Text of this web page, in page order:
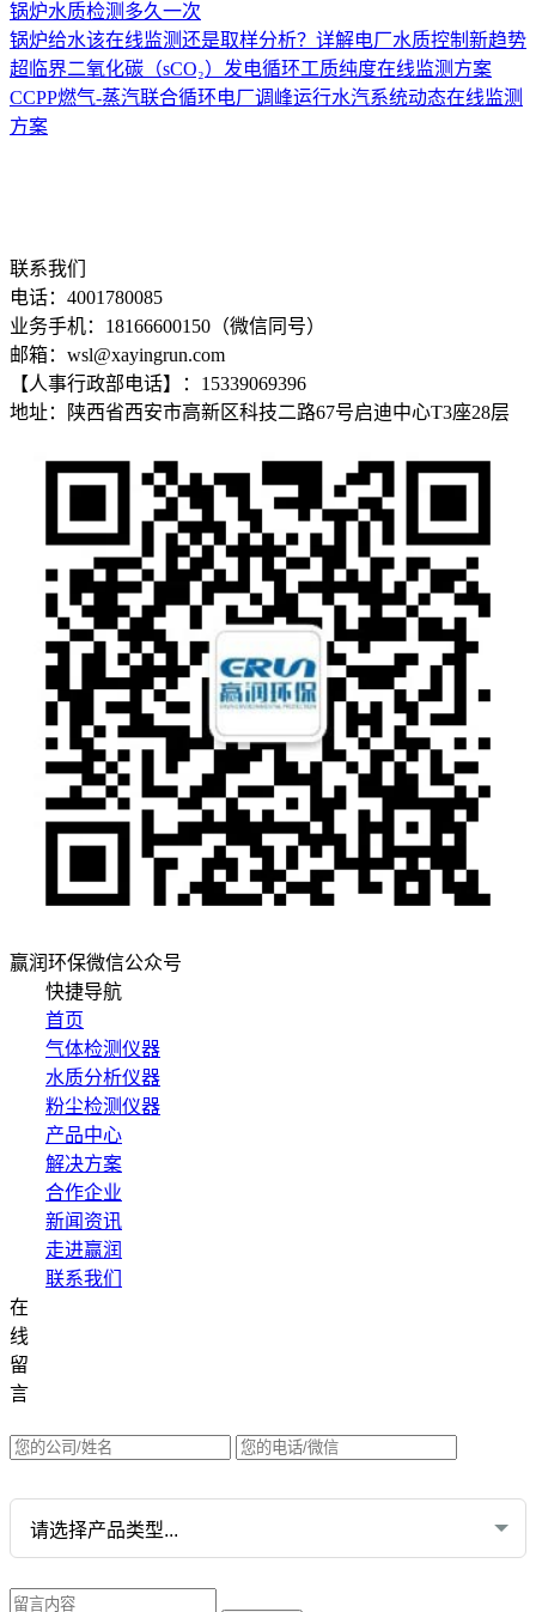
锅炉水质检测多久一次
锅炉给水该在线监测还是取样分析？详解电厂水质控制新趋势
超临界二氧化碳（sCO₂）发电循环工质纯度在线监测方案
CCPP燃气-蒸汽联合循环电厂调峰运行水汽系统动态在线监测
方案
联系我们
电话：4001780085
业务手机：18166600150（微信同号）
邮箱：wsl@xayingrun.com
【人事行政部电话】：15339069396
地址：陕西省西安市高新区科技二路67号启迪中心T3座28层
赢润环保微信公众号
快捷导航
首页
气体检测仪器
水质分析仪器
粉尘检测仪器
产品中心
解决方案
合作企业
新闻资讯
走进赢润
联系我们
在
线
留
言